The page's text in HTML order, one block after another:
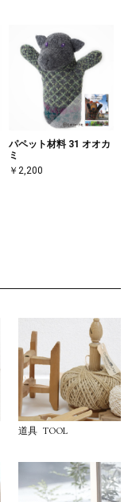
パペット材料 31 オオカ
ミ
￥2,200
道具 TOOL